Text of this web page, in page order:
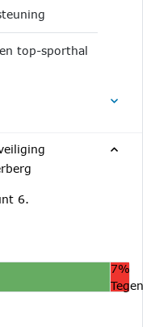
top-sporthal
6.
7%
Tegen